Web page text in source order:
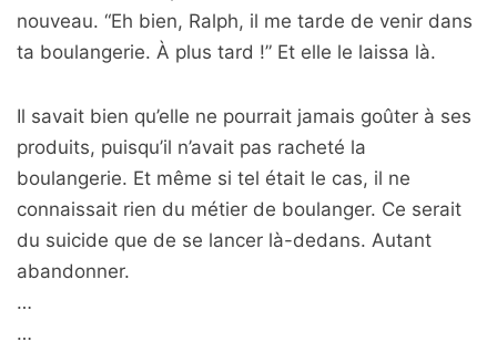
nouveau. “Eh bien, Ralph, il me tarde de venir dans
ta boulangerie. À plus tard !” Et elle le laissa là.
Il savait bien qu’elle ne pourrait jamais goûter à ses
produits, puisqu’il n’avait pas racheté la
boulangerie. Et même si tel était le cas, il ne
connaissait rien du métier de boulanger. Ce serait
du suicide que de se lancer là-dedans. Autant
abandonner.
…
…